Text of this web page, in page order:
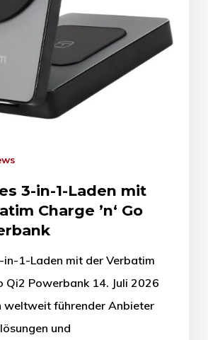
3-in-1-Laden mit
Charge ’n‘ Go
in-1-Laden mit der Verbatim
Qi2 Powerbank 14. Juli 2026
weltweit führender Anbieter
und